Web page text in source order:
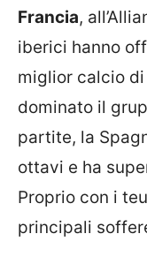
Francia,
iberici hanno
miglior calcio
dominato il
partite, la
ottavi e ha
Proprio con i
principali